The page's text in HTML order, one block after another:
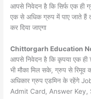
आपसे निवेदन है कि सिर्फ एक
एक से अधिक ग्रुप में पाए जाते हैं
कर दिया जाएगा
Chittorgarh Education
आपसे निवेदन है कि कृपया एक
भी मौका मिल सके, ग्रुप से
अधिकार ग्रुप एडमिन के रहेंगे
Admit Card, Answer Key,